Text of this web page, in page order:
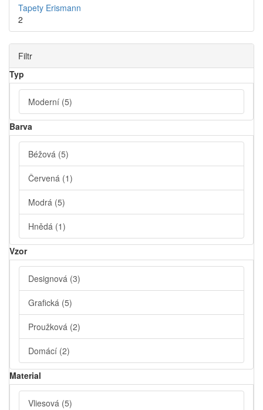
Tapety Erismann
2
Filtr
Typ
Moderní (5)
Barva
Béžová (5)
Červená (1)
Modrá (5)
Hnědá (1)
Vzor
Designová (3)
Grafická (5)
Proužková (2)
Domácí (2)
Material
Vliesová (5)